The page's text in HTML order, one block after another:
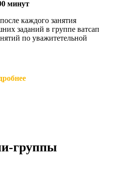
минут
каждого занятия
заданий в группе ватсап
по уважитетельной
группы